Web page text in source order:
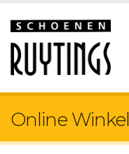
Online Winkel